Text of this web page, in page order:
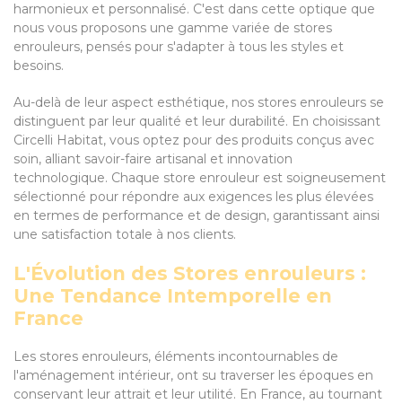
harmonieux et personnalisé. C'est dans cette optique que
nous vous proposons une gamme variée de stores
enrouleurs, pensés pour s'adapter à tous les styles et
besoins.
Au-delà de leur aspect esthétique, nos stores enrouleurs se
distinguent par leur qualité et leur durabilité. En choisissant
Circelli Habitat, vous optez pour des produits conçus avec
soin, alliant savoir-faire artisanal et innovation
technologique. Chaque store enrouleur est soigneusement
sélectionné pour répondre aux exigences les plus élevées
en termes de performance et de design, garantissant ainsi
une satisfaction totale à nos clients.
L'Évolution des Stores enrouleurs :
Une Tendance Intemporelle en
France
Les stores enrouleurs, éléments incontournables de
l'aménagement intérieur, ont su traverser les époques en
conservant leur attrait et leur utilité. En France, au tournant